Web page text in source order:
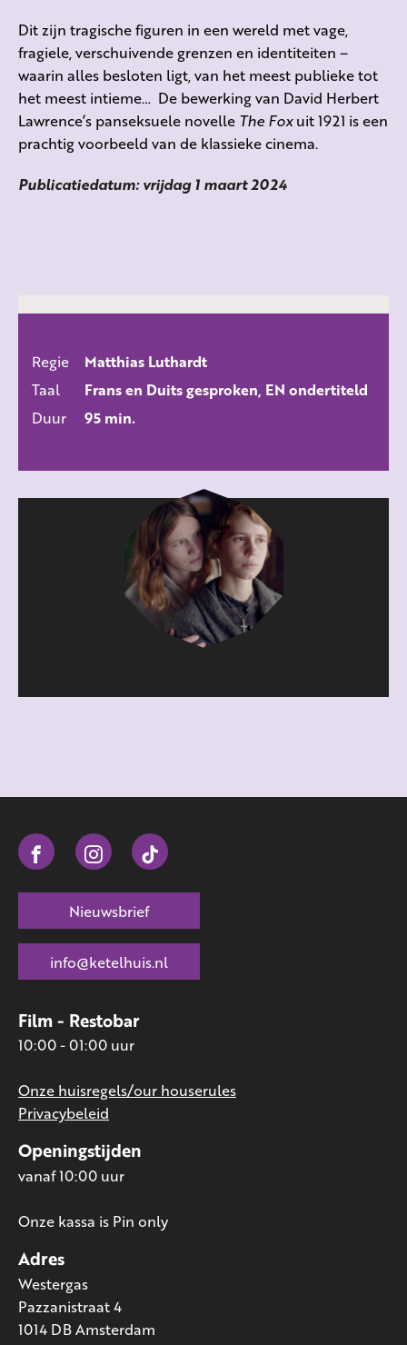
Dit zijn tragische figuren in een wereld met vage,
fragiele, verschuivende grenzen en identiteiten –
waarin alles besloten ligt, van het meest publieke tot
het meest intieme… De bewerking van David Herbert
Lawrence’s panseksuele novelle The Foxuit 1921 is een
prachtig voorbeeld van de klassieke cinema.
Publicatiedatum: vrijdag 1 maart 2024
Regie
Matthias Luthardt
Taal
Frans en Duits gesproken, EN ondertiteld
Duur
95 min.
Adres
Westergas
Pazzanistraat 4
1014 DB Amsterdam
Openingstijden
vanaf 10:00 uur
Onze kassa is Pin only
Film - Restobar
10:00 - 01:00 uur
Onze huisregels/our houserules
Privacybeleid
Nieuwsbrief
info@ketelhuis.nl